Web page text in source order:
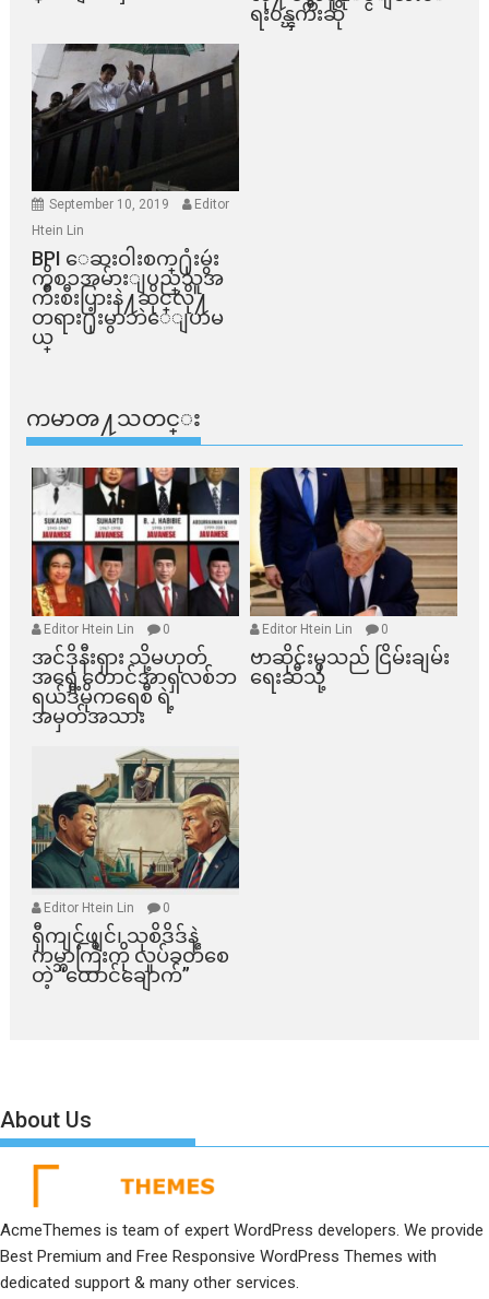
ရး၀န္ၾကီးဆို
September 10, 2019
Editor
Htein Lin
BPI ​ေဆးဝါးစက္​႐ုံးမွဴး
ကိစၥအမ်ားျပည္​သူအ
က်ိဳးစီးပြားနဲ႔ဆိုင္​လို႔
တရား႐ုံးမွာဘဲေျပာမ
ယ္​
ကမာၻ႔သတင္း
Editor Htein Lin 0
အင်ဒိုနီးရှား သို့မဟုတ်
အရှေ့တောင်အာရှလစ်ဘ
ရယ်ဒီမိုကရေစီ ရဲ့
အမှတ်အသား
Editor Htein Lin 0
ဗာဆိုင်းမှသည် ငြိမ်းချမ်း
ရေးဆီသို့
Editor Htein Lin 0
ရှီကျင့်ဖျင်၊ သုစိဒိဒ်နဲ့
ကမ္ဘာကြီးကို လှုပ်ခတ်စေ
တဲ့ “ထောင်ချောက်”
About Us
AcmeThemes is team of expert WordPress developers. We provide
Best Premium and Free Responsive WordPress Themes with
dedicated support & many other services.